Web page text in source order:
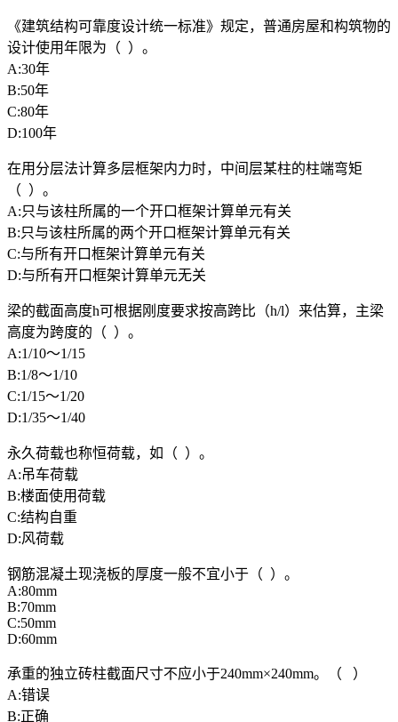
《建筑结构可靠度设计统一标准》规定，普通房屋和构筑物的
设计使用年限为（ ）。
A:30年
B:50年
C:80年
D:100年
在用分层法计算多层框架内力时，中间层某柱的柱端弯矩
（ ）。
A:只与该柱所属的一个开口框架计算单元有关
B:只与该柱所属的两个开口框架计算单元有关
C:与所有开口框架计算单元有关
D:与所有开口框架计算单元无关
梁的截面高度h可根据刚度要求按高跨比（h/l）来估算，主梁
高度为跨度的（ ）。
A:1/10～1/15
B:1/8～1/10
C:1/15～1/20
D:1/35～1/40
永久荷载也称恒荷载，如（ ）。
A:吊车荷载
B:楼面使用荷载
C:结构自重
D:风荷载
钢筋混凝土现浇板的厚度一般不宜小于（ ）。
A:80mm
B:70mm
C:50mm
D:60mm
承重的独立砖柱截面尺寸不应小于240mm×240mm。（ ）
A:错误
B:正确